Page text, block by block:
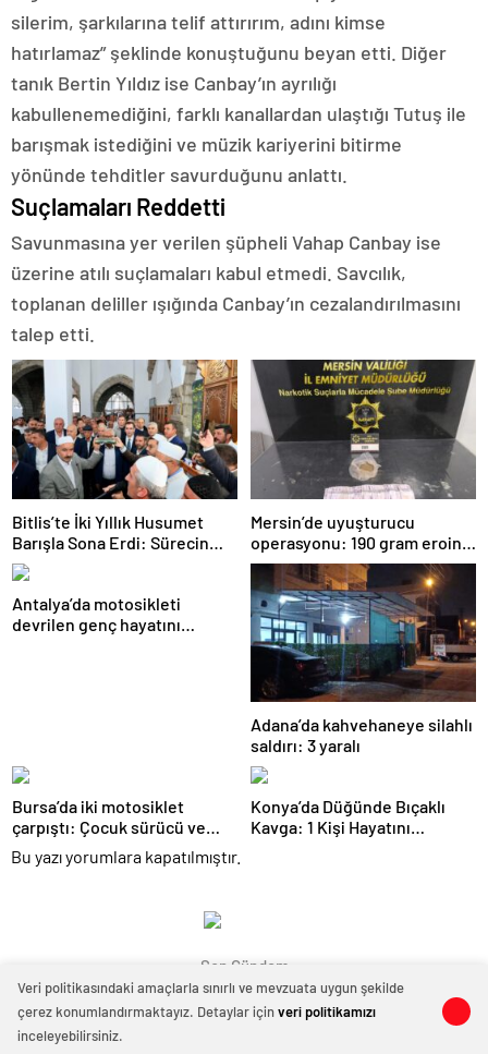
0 0
silerim, şarkılarına telif attırırım, adını kimse
hatırlamaz” şeklinde konuştuğunu beyan etti. Diğer
tanık Bertin Yıldız ise Canbay’ın ayrılığı
kabullenemediğini, farklı kanallardan ulaştığı Tutuş ile
barışmak istediğini ve müzik kariyerini bitirme
yönünde tehditler savurduğunu anlattı.
Suçlamaları Reddetti
Savunmasına yer verilen şüpheli Vahap Canbay ise
üzerine atılı suçlamaları kabul etmedi. Savcılık,
toplanan deliller ışığında Canbay’ın cezalandırılmasını
talep etti.
Bitlis’te İki Yıllık Husumet
Barışla Sona Erdi: Sürecin
Başrolünde Atmanega Aşireti
Lideri Hasan Açık Vardı
Mersin’de uyuşturucu
operasyonu: 190 gram eroin
ele geçirildi, 1 gözaltı
Antalya’da motosikleti
devrilen genç hayatını
Adana’da kahvehaneye silahlı
saldırı: 3 yaralı
Bursa’da iki motosiklet
çarpıştı: Çocuk sürücü ve
yolcu yaralandı
Konya’da Düğünde Bıçaklı
Kavga: 1 Kişi Hayatını
Bu yazı yorumlara kapatılmıştır.
Son Gündem
Veri politikasındaki amaçlarla sınırlı ve mevzuata uygun şekilde
çerez konumlandırmaktayız. Detaylar içinveri politikamızı
inceleyebilirsiniz.